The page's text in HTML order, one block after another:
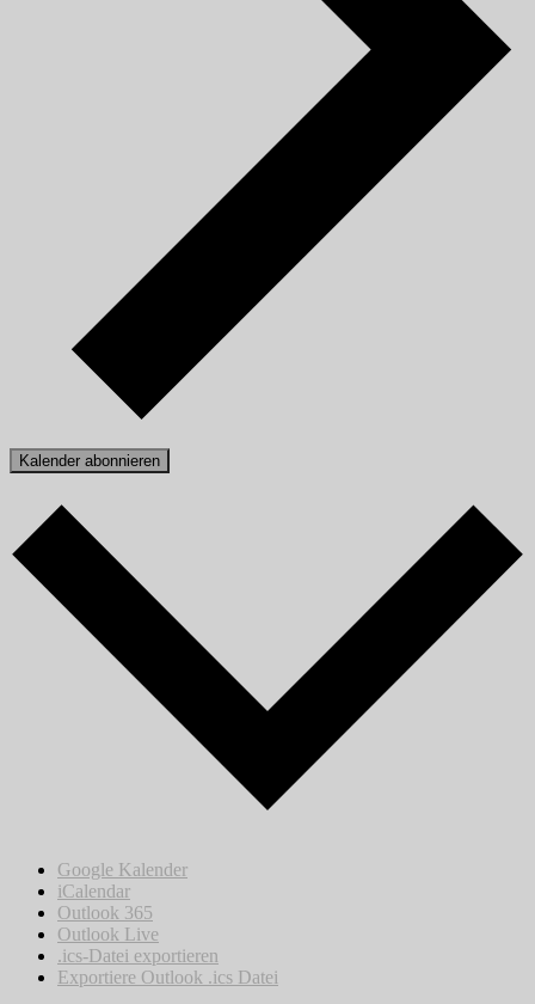
Kalender abonnieren
Google Kalender
iCalendar
Outlook 365
Outlook Live
.ics-Datei exportieren
Exportiere Outlook .ics Datei